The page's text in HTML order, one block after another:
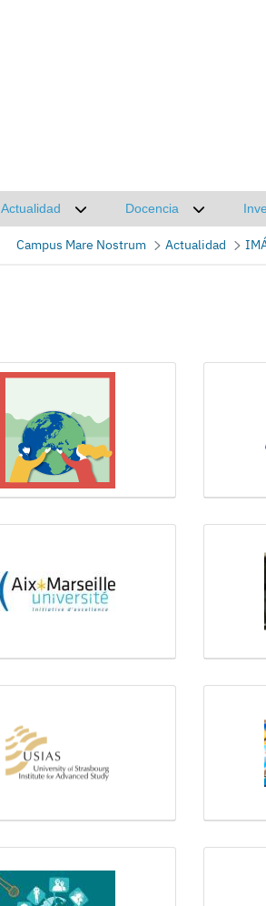
Actualidad
Desplegar submenú de
Docencia
Desplegar
Campus Mare Nostrum Actualidad